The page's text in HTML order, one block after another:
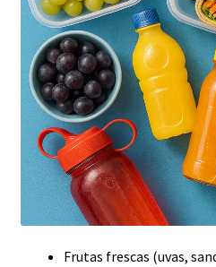
Frutas frescas (uvas,